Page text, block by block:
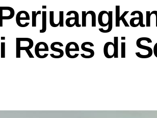
Reses di